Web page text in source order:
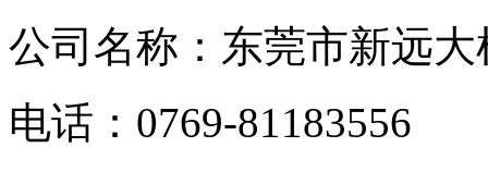
公司名称：东莞市新远
电话：0769-81183556